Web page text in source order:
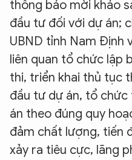
thông báo mời khảo
đầu tư đối với dự án;
UBND tỉnh Nam Định
liên quan tổ chức lập
thi, triển khai thủ tục
đầu tư dự án, tổ
án theo đúng quy
đảm chất lượng, tiến
xảy ra tiêu cực, lãng